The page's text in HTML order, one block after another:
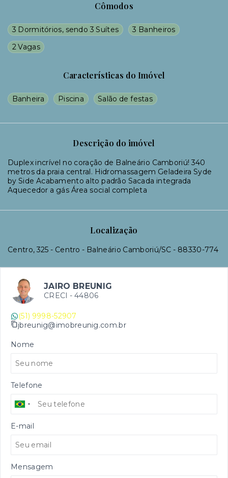
Cômodos
3 Dormitórios, sendo 3 Suítes
3 Banheiros
2 Vagas
Características do Imóvel
Banheira Piscina Salão de festas
Descrição do imóvel
Duplex incrível no coração de Balneário Camboriú! 340
metros da praia central. Hidromassagem Geladeira Syde
by Side Acabamento alto padrão Sacada integrada
Aquecedor a gás Área social completa
Localização
Centro, 325 - Centro - Balneário Camboriú/SC - 88330-774
JAIRO BREUNIG
CRECI - 44806
(51) 9998-52907
jbreunig@imobreunig.com.br
Nome
Telefone
E-mail
Mensagem